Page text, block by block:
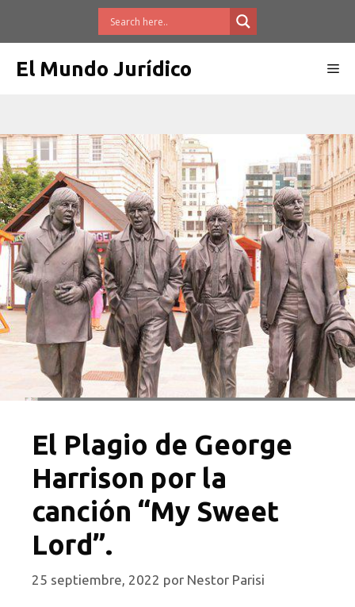
El Mundo Jurídico
El Plagio de George
Harrison por la
canción “My Sweet
Lord”.
25 septiembre, 2022 por Nestor Parisi